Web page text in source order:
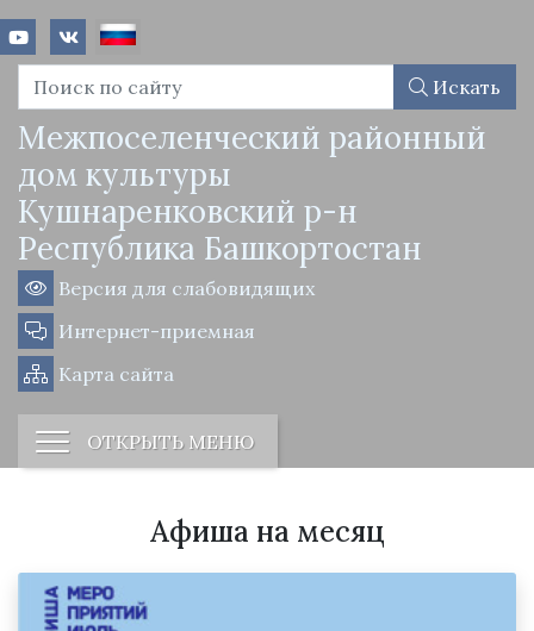
Искать
Межпоселенческий районный
дом культуры
Кушнаренковский р-н
Республика Башкортостан
Версия для слабовидящих
Интернет-приемная
Карта сайта
ОТКРЫТЬ МЕНЮ
Афиша на месяц